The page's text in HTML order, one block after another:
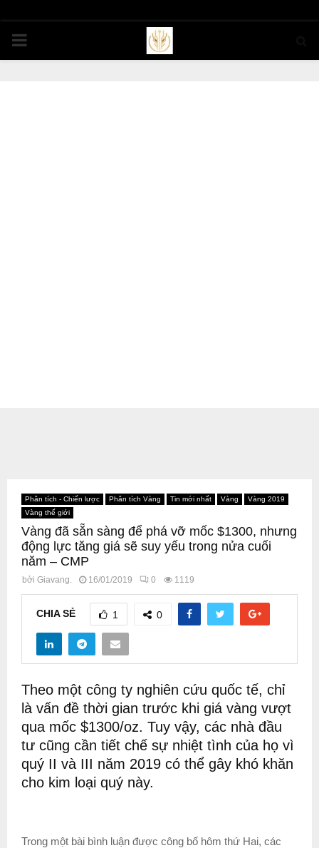
PRIMARY
Phân tích - Chiến lược Phân tích Vàng Tin mới nhất Vàng
Vàng 2019
Vàng thế giới
Vàng đã sẵn sàng để phá vỡ mốc $1300, nhưng
động lực tăng giá sẽ suy yếu trong nửa cuối
năm – CMP
bởi Giavang. 16/01/2019 0 1119
CHIA SẺ 1 0
Theo một công ty nghiên cứu quốc tế, chỉ
là vấn đề thời gian trước khi giá vàng vượt
qua mốc $1300/oz. Tuy vậy, các nhà đầu
tư cũng cần tiết chế sự nhiệt tình của họ vì
quý II và III năm 2019 có thể gây khó khăn
cho kim loại quý này.
Trong một bài bình luận được công bố hôm thứ Hai, các